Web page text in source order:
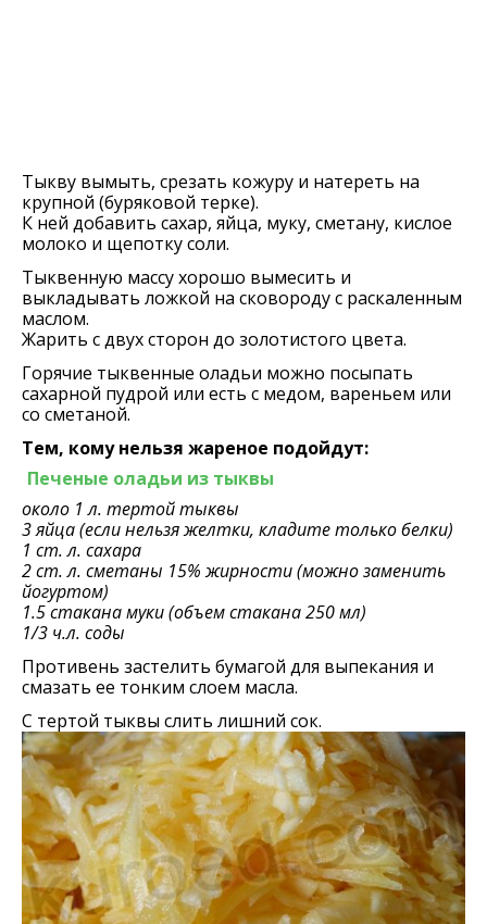
Тыкву вымыть, срезать кожуру и натереть на
крупной (буряковой терке).
К ней добавить сахар, яйца, муку, сметану, кислое
молоко и щепотку соли.
Тыквенную массу хорошо вымесить и
выкладывать ложкой на сковороду с раскаленным
маслом.
Жарить с двух сторон до золотистого цвета.
Горячие тыквенные оладьи можно посыпать
сахарной пудрой или есть с медом, вареньем или
со сметаной.
Тем, кому нельзя жареное подойдут:
Печеные оладьи из тыквы
около 1 л. тертой тыквы
3 яйца (если нельзя желтки, кладите только белки)
1 ст. л. сахара
2 ст. л. сметаны 15% жирности (можно заменить
йогуртом)
1.5 стакана муки (объем стакана 250 мл)
1/3 ч.л. соды
Противень застелить бумагой для выпекания и
смазать ее тонким слоем масла.
С тертой тыквы слить лишний сок.